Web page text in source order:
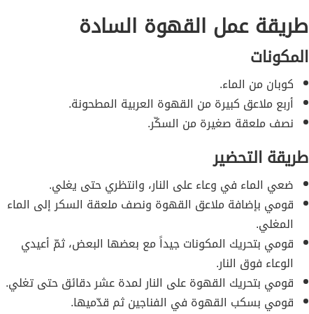
طريقة عمل القهوة السادة
المكونات
كوبان من الماء.
أربع ملاعق كبيرة من القهوة العربية المطحونة.
نصف ملعقة صغيرة من السكّر.
طريقة التحضير
ضعي الماء في وعاء على النار، وانتظري حتى يغلي.
قومي بإضافة ملاعق القهوة ونصف ملعقة السكر إلى الماء
المغلي.
قومي بتحريك المكونات جيداً مع بعضها البعض، ثمّ أعيدي
الوعاء فوق النار.
قومي بتحريك القهوة على النار لمدة عشر دقائق حتى تغلي.
قومي بسكب القهوة في الفناجين ثم قدّميها.